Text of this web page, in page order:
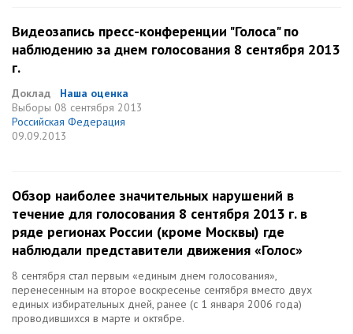
Видеозапись пресс-конференции "Голоса" по
наблюдению за днем голосования 8 сентября 2013
г.
Доклад
Наша оценка
Выборы 08 сентября 2013
Российская Федерация
09.09.2013
Обзор наиболее значительных нарушений в
течение для голосования 8 сентября 2013 г. в
ряде регионах России (кроме Москвы) где
наблюдали представители движения «Голос»
8 сентября стал первым «единым днем голосования»,
перенесенным на второе воскресенье сентября вместо двух
единых избирательных дней, ранее (с 1 января 2006 года)
проводившихся в марте и октябре.